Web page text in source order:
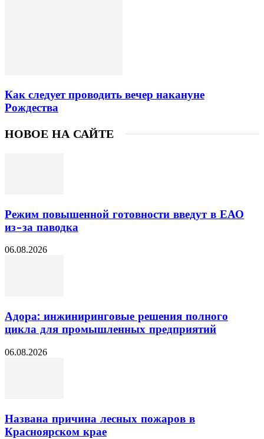
Как следует проводить вечер накануне
Рождества
НОВОЕ НА САЙТЕ
Режим повышенной готовности введут в ЕАО
из-за паводка
06.08.2026
Адора: инжиниринговые решения полного
цикла для промышленных предприятий
06.08.2026
Названа причина лесных пожаров в
Красноярском крае